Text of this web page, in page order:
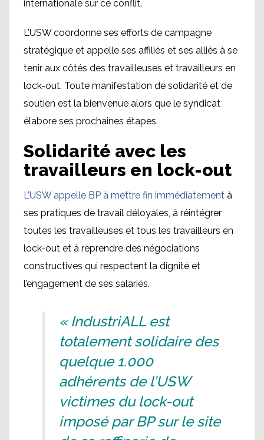
internationale sur ce conflit.
L’USW coordonne ses efforts de campagne
stratégique et appelle ses affiliés et ses alliés à se
tenir aux côtés des travailleuses et travailleurs en
lock-out. Toute manifestation de solidarité et de
soutien est la bienvenue alors que le syndicat
élabore ses prochaines étapes.
Solidarité avec les
travailleurs en lock-out
L’USW appelle BP à mettre fin immédiatement à
ses pratiques de travail déloyales, à réintégrer
toutes les travailleuses et tous les travailleurs en
lock-out et à reprendre des négociations
constructives qui respectent la dignité et
l’engagement de ses salariés.
« IndustriALL est
totalement solidaire des
quelque 1.000
adhérents de l’USW
victimes du lock-out
imposé par BP sur le site